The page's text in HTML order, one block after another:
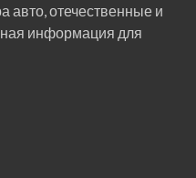
авто, отечественные и
информация для